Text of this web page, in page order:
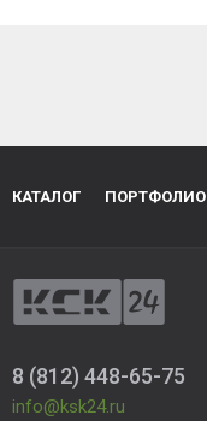
КАТАЛОГ ПОРТФОЛИО
8 (812) 448-65-75
info@ksk24.ru